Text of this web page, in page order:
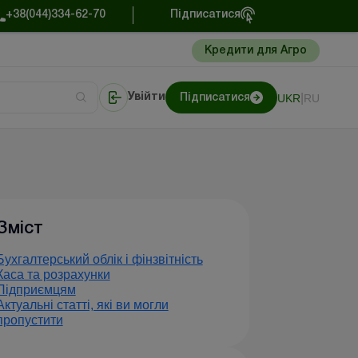
+38(044)334-62-70 Підписатися
Кредити для Агро
Увійти Підписатися UKR RU
облік і фінзвітність
та розрахунки
статті, які ви могли